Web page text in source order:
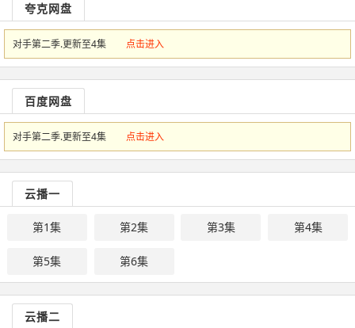
夸克网盘
对手第二季.更新至4集 点击进入
百度网盘
对手第二季.更新至4集 点击进入
云播一
第1集 第2集 第3集 第4集
第5集 第6集
云播二